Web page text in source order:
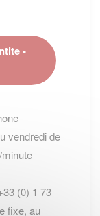
-
vendredi de
(0) 1 73
fixe, au